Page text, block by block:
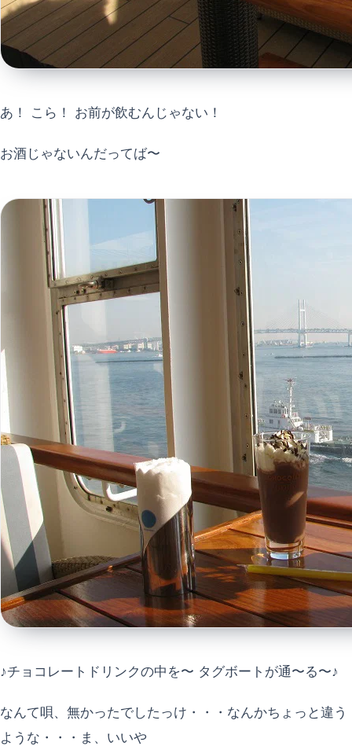
あ！ こら！ お前が飲むんじゃない！
お酒じゃないんだってば〜
♪チョコレートドリンクの中を〜 タグボートが通〜る〜♪
なんて唄、無かったでしたっけ・・・なんかちょっと違う
ような・・・ま、いいや